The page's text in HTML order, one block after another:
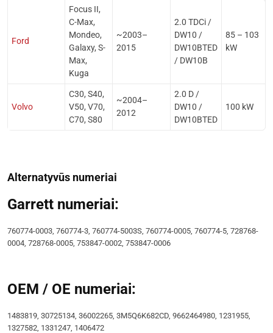
Ford
Focus II,
C-Max,
Mondeo,
Galaxy, S-
Max,
Kuga
~2003–
2015
2.0 TDCi /
DW10 /
DW10BTED
/ DW10B
85 – 103
kW
Volvo
C30, S40,
V50, V70,
C70, S80
~2004–
2012
2.0 D /
DW10 /
DW10BTED
100 kW
Alternatyvūs numeriai
Garrett numeriai:
760774-0003, 760774-3, 760774-5003S, 760774-0005, 760774-5, 728768-
0004, 728768-0005, 753847-0002, 753847-0006
OEM / OE numeriai:
1483819, 30725134, 36002265, 3M5Q6K682CD, 9662464980, 1231955,
1327582, 1331247, 1406472